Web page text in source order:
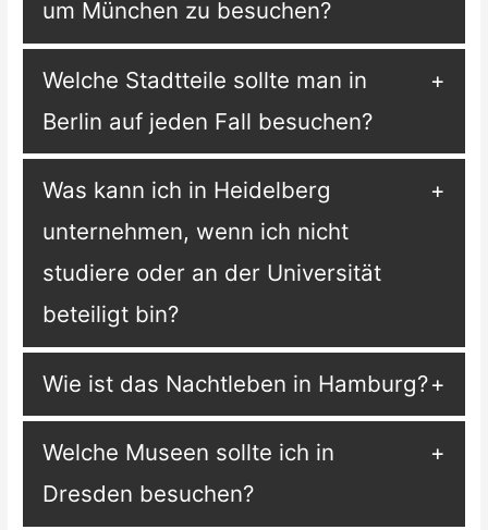
um München zu besuchen?
Welche Stadtteile sollte man in
Berlin auf jeden Fall besuchen?
Was kann ich in Heidelberg
unternehmen, wenn ich nicht
studiere oder an der Universität
beteiligt bin?
Wie ist das Nachtleben in Hamburg?
Welche Museen sollte ich in
Dresden besuchen?